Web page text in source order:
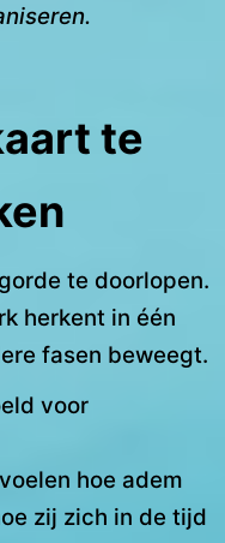
te
te doorlopen.
herkent in één
fasen beweegt.
voor
hoe adem
zij zich in de tijd